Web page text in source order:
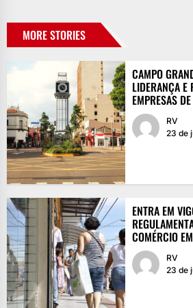
MORE STORIES
CAMPO
LIDERANÇA
EMPRESAS
RV
23 de
ENTRA EM
COMÉRCIO
RV
23 de